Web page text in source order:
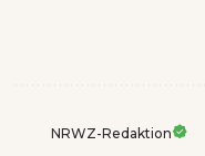
NRWZ-Redaktion